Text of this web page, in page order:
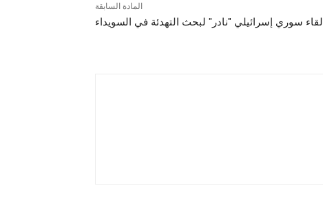
المادة السابقة
لقاء سوري إسرائيلي "نادر" لبحث التهدئة في السويداء